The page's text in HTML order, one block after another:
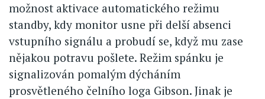
možnost aktivace automatického režimu
standby, kdy monitor usne při delší absenci
vstupního signálu a probudí se, když mu zase
nějakou potravu pošlete. Režim spánku je
signalizován pomalým dýcháním
prosvětleného čelního loga Gibson. Jinak je